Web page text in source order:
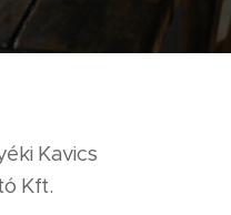
Kavics
Kft.